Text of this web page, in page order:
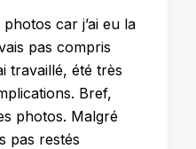
car j’ai eu la
pas compris
travaillé, été très
Bref,
photos. Malgré
pas restés